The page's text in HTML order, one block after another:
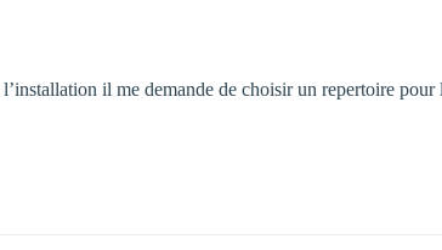
l’installation il me demande de choisir un repertoire